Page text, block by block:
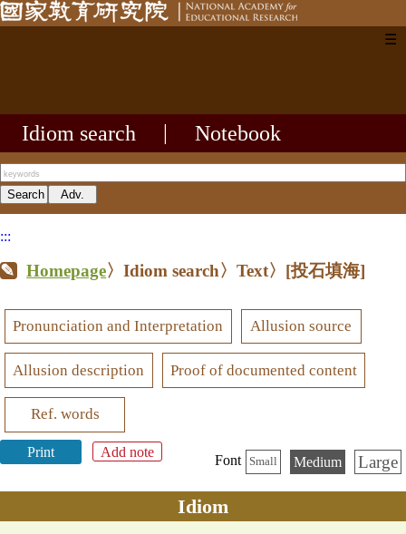
☰
Idiom search Notebook
:::
Homepage〉Idiom search〉Text〉 [投石填海]
Pronunciation and Interpretation Allusion source
Allusion description Proof of documented content
Ref. words
Print Add note
Font Small Medium Large
Idiom